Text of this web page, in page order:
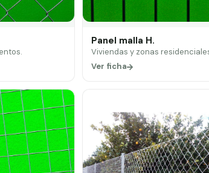
Panel malla H.
Viviendas y zonas
Ver ficha